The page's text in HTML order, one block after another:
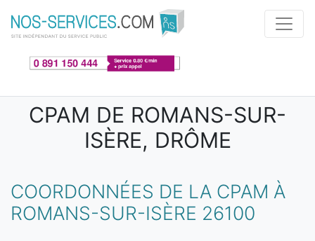
Aller au contenu principal
CPAM DE ROMANS-SUR-
ISÈRE, DRÔME
COORDONNÉES DE LA CPAM À
ROMANS-SUR-ISÈRE 26100